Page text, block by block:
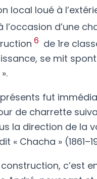
local loué à
l’occasion d’une
6 de 1re
se mit
fut
de charrette
la direction de la
Chacha »
c’est